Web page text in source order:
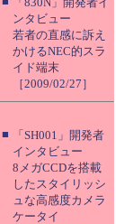
ンタビュー
若者の直感に訴え
かけるNEC的スラ
イド端末
［2009/02/27］
■
「SH001」開発者
インタビュー
8メガCCDを搭載
したスタイリッシ
ュな高感度カメラ
ケータイ